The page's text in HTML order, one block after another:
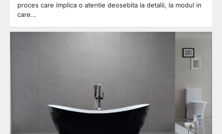
proces care implica o atentie deosebita la detalii, la modul in
care…